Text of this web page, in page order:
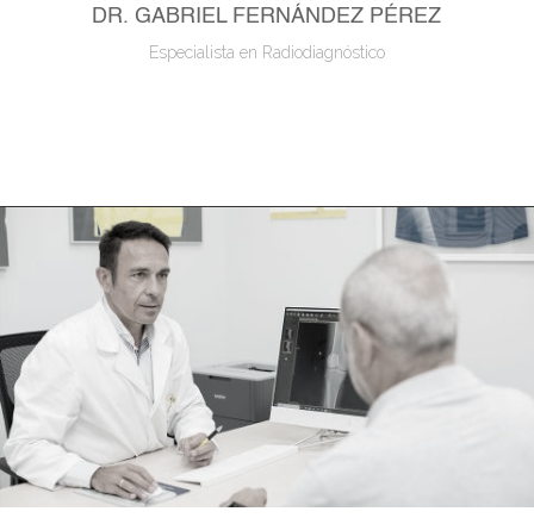
DR. GABRIEL FERNÁNDEZ PÉREZ
Especialista en Radiodiagnóstico